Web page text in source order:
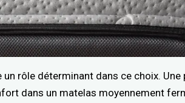
rôle déterminant dans ce choix. Une
dans un matelas moyennement